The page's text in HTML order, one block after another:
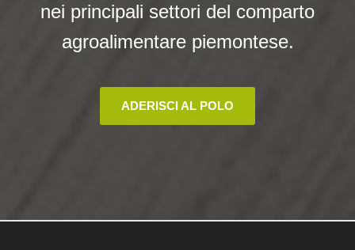
nei principali settori del comparto
agroalimentare piemontese.
ADERISCI AL POLO